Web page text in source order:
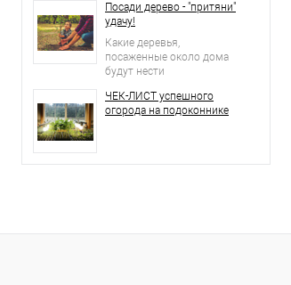
Посади дерево - "притяни"
удачу!
Какие деревья,
посаженные около дома
будут нести
энергетику, а какие станут
притягивать негативные
ЧЕК-ЛИСТ успешного
огорода на подоконнике